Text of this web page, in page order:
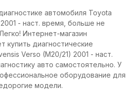
автомобиля Toyota
- наст. время, больше не
Интернет-магазин
купить диагностические
Verso (M20/21) 2001 - наст.
авто самостоятельно. У
оборудование для
модели.